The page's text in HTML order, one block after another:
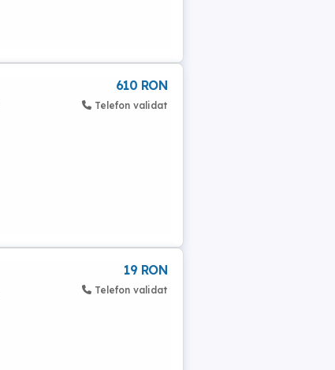
610 RON
Telefon validat
19 RON
Telefon validat